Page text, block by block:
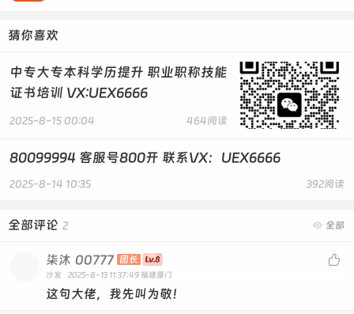
制）
边工作边学习，采取弹性学制和灵活多
元教学模式
文档有限，研究生，高端留学签证等项
联系Wechat：
518986/UEX6666
猜你喜欢
中专大专本科学历提升 职业职称技能
证书培训 VX:UEX6666
464阅读
2025-8-15 00:04
80099994 客服号800开 联系VX：UEX6666
392阅读
2025-8-14 10:35
 全部
全部评论 2

柒沐 00777 团长
沙发 2025-8-13 11:37:49 福建厦门
这句大佬，我先叫为敬！